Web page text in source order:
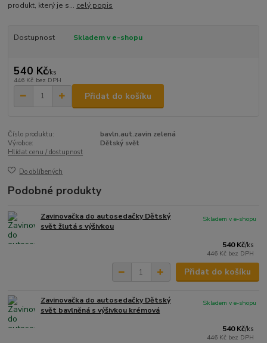
produkt, který je s... celý popis
Dostupnost Skladem v e-shopu
540 Kč/ks
446 Kč bez DPH
Přidat do košíku
Číslo produktu:
bavln.aut.zavin zelená
Výrobce:
Dětský svět
Hlídat cenu / dostupnost
Do oblíbených
Podobné produkty
Zavinovačka do autosedačky Dětský
svět žlutá s výšivkou
540 Kč/ks
446 Kč bez DPH
Skladem v e-shopu
Přidat do košíku
Zavinovačka do autosedačky Dětský
svět bavlněná s výšivkou krémová
540 Kč/ks
446 Kč bez DPH
Skladem v e-shopu